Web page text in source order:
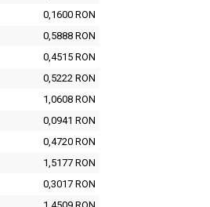
0,1600 RON
0,5888 RON
0,4515 RON
0,5222 RON
1,0608 RON
0,0941 RON
0,4720 RON
1,5177 RON
0,3017 RON